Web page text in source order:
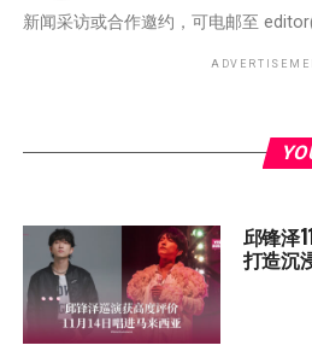
新闻采访或合作邀约，可电邮至
邱锋泽
打造沉